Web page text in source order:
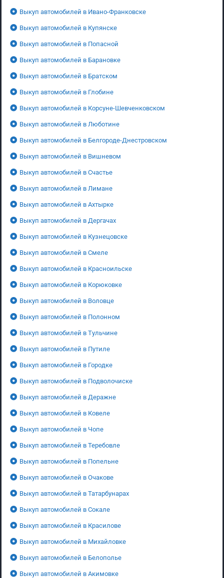
Выкуп автомобилей в Ивано-Франковске
Выкуп автомобилей в Купянске
Выкуп автомобилей в Попасной
Выкуп автомобилей в Барановке
Выкуп автомобилей в Братском
Выкуп автомобилей в Глобине
Выкуп автомобилей в Корсуне-Шевченковском
Выкуп автомобилей в Люботине
Выкуп автомобилей в Белгороде-Днестровском
Выкуп автомобилей в Вишневом
Выкуп автомобилей в Счастье
Выкуп автомобилей в Лимане
Выкуп автомобилей в Ахтырке
Выкуп автомобилей в Дергачах
Выкуп автомобилей в Кузнецовске
Выкуп автомобилей в Смеле
Выкуп автомобилей в Красноильске
Выкуп автомобилей в Корюковке
Выкуп автомобилей в Воловце
Выкуп автомобилей в Полонном
Выкуп автомобилей в Тульчине
Выкуп автомобилей в Путиле
Выкуп автомобилей в Городке
Выкуп автомобилей в Подволочиске
Выкуп автомобилей в Деражне
Выкуп автомобилей в Ковеле
Выкуп автомобилей в Чопе
Выкуп автомобилей в Теребовле
Выкуп автомобилей в Попельне
Выкуп автомобилей в Очакове
Выкуп автомобилей в Татарбунарах
Выкуп автомобилей в Сокале
Выкуп автомобилей в Красилове
Выкуп автомобилей в Михайловке
Выкуп автомобилей в Белополье
Выкуп автомобилей в Акимовке